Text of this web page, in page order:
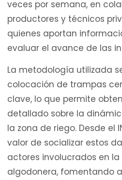
veces por semana, en
productores y técnicos
quienes aportan
evaluar el avance de las
La metodología utilizada
colocación de trampas
clave, lo que permite
detallado sobre la
la zona de riego. Desde el
valor de socializar estos
actores involucrados en
algodonera, fomentando